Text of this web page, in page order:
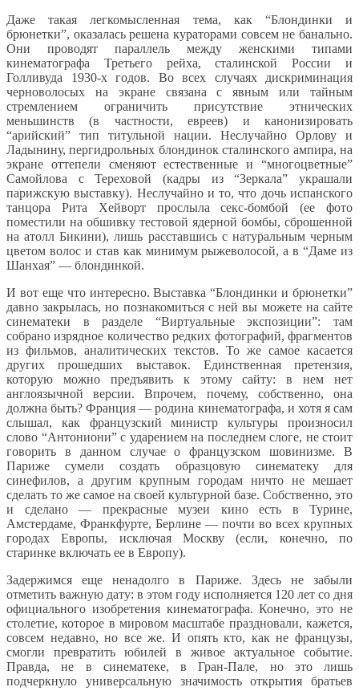
Даже такая легкомысленная тема, как “Блондинки и
брюнетки”, оказалась решена кураторами совсем не банально.
Они проводят параллель между женскими типами
кинематографа Третьего рейха, сталинской России и
Голливуда 1930-х годов. Во всех случаях дискриминация
черноволосых на экране связана с явным или тайным
стремлением ограничить присутствие этнических
меньшинств (в частности, евреев) и канонизировать
“арийский” тип титульной нации. Неслучайно Орлову и
Ладынину, пергидрольных блондинок сталинского ампира, на
экране оттепели сменяют естественные и “многоцветные”
Самойлова с Тереховой (кадры из “Зеркала” украшали
парижскую выставку). Неслучайно и то, что дочь испанского
танцора Рита Хейворт прослыла секс-бомбой (ее фото
поместили на обшивку тестовой ядерной бомбы, сброшенной
на атолл Бикини), лишь расставшись с натуральным черным
цветом волос и став как минимум рыжеволосой, а в “Даме из
Шанхая” — блондинкой.
И вот еще что интересно. Выставка “Блондинки и брюнетки”
давно закрылась, но познакомиться с ней вы можете на сайте
синематеки в разделе “Виртуальные экспозиции”: там
собрано изрядное количество редких фотографий, фрагментов
из фильмов, аналитических текстов. То же самое касается
других прошедших выставок. Единственная претензия,
которую можно предъявить к этому сайту: в нем нет
англоязычной версии. Впрочем, почему, собственно, она
должна быть? Франция — родина кинематографа, и хотя я сам
слышал, как французский министр культуры произносил
слово “Антониони” с ударением на последнем слоге, не стоит
говорить в данном случае о французском шовинизме. В
Париже сумели создать образцовую синематеку для
синефилов, а другим крупным городам ничто не мешает
сделать то же самое на своей культурной базе. Собственно, это
и сделано — прекрасные музеи кино есть в Турине,
Амстердаме, Франкфурте, Берлине — почти во всех крупных
городах Европы, исключая Москву (если, конечно, по
старинке включать ее в Европу).
Задержимся еще ненадолго в Париже. Здесь не забыли
отметить важную дату: в этом году исполняется 120 лет со дня
официального изобретения кинематографа. Конечно, это не
столетие, которое в мировом масштабе праздновали, кажется,
совсем недавно, но все же. И опять кто, как не французы,
смогли превратить юбилей в живое актуальное событие.
Правда, не в синематеке, в Гран-Пале, но это лишь
подчеркнуло универсальную значимость открытия братьев